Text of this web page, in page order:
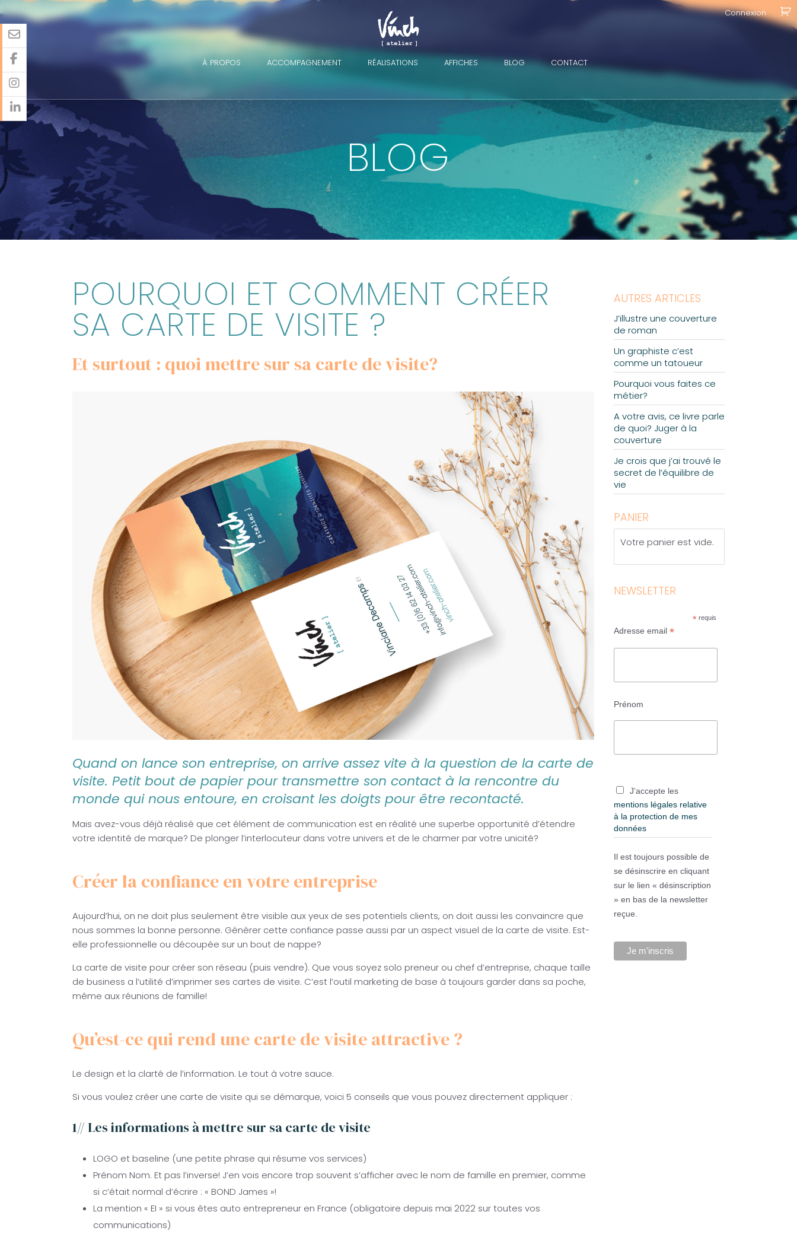
Connexion
À PROPOS ACCOMPAGNEMENT RÉALISATIONS AFFICHES BLOG CONTACT
BLOG
POURQUOI ET COMMENT CRÉER
SA CARTE DE VISITE ?
Et surtout : quoi mettre sur sa carte de visite?
Quand on lance son entreprise, on arrive assez vite à la question de la carte de
visite. Petit bout de papier pour transmettre son contact à la rencontre du
monde qui nous entoure, en croisant les doigts pour être recontacté.
Mais avez-vous déjà réalisé que cet élément de communication est en réalité une superbe opportunité d’étendre
votre identité de marque? De plonger l’interlocuteur dans votre univers et de le charmer par votre unicité?
Créer la confiance en votre entreprise
Aujourd’hui, on ne doit plus seulement être visible aux yeux de ses potentiels clients, on doit aussi les convaincre que
nous sommes la bonne personne. Générer cette confiance passe aussi par un aspect visuel de la carte de visite. Est-
elle professionnelle ou découpée sur un bout de nappe?
La carte de visite pour créer son réseau (puis vendre). Que vous soyez solo preneur ou chef d’entreprise, chaque taille
de business a l’utilité d’imprimer ses cartes de visite. C’est l’outil marketing de base à toujours garder dans sa poche,
même aux réunions de famille!
Qu’est-ce qui rend une carte de visite attractive ?
Le design et la clarté de l’information. Le tout à votre sauce.
Si vous voulez créer une carte de visite qui se démarque, voici 5 conseils que vous pouvez directement appliquer :
1// Les informations à mettre sur sa carte de visite
LOGO et baseline (une petite phrase qui résume vos services)
Prénom Nom. Et pas l’inverse! J’en vois encore trop souvent s’afficher avec le nom de famille en premier, comme
si c’était normal d’écrire : « BOND James »!
La mention « EI » si vous êtes auto entrepreneur en France (obligatoire depuis mai 2022 sur toutes vos
communications)
AUTRES ARTICLES
J’illustre une couverture
de roman
Un graphiste c’est
comme un tatoueur
Pourquoi vous faites ce
métier?
A votre avis, ce livre parle
de quoi? Juger à la
couverture
Je crois que j’ai trouvé le
secret de l’équilibre de
vie
PANIER
Votre panier est vide.
NEWSLETTER
*requis
Adresse email *
Prénom
J’accepte les
mentions légales relative
à la protection de mes
données
Il est toujours possible de
se désinscrire en cliquant
sur le lien « désinscription
» en bas de la newsletter
reçue.